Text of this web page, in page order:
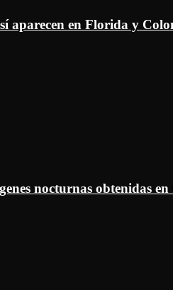
aparecen en Florida y
nocturnas obtenidas